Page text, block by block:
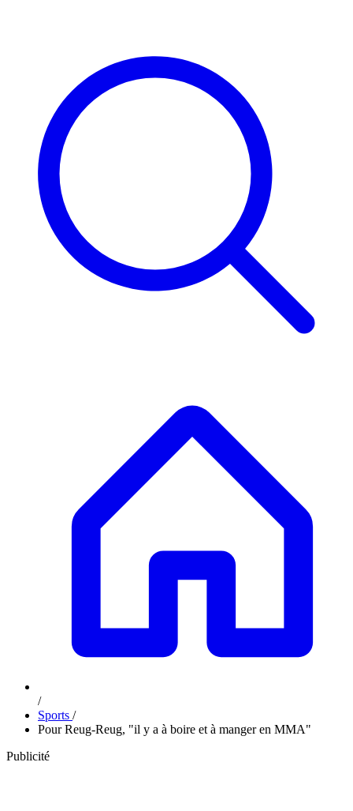
/
Sports /
Pour Reug-Reug, "il y a à boire et à manger en MMA"
Publicité